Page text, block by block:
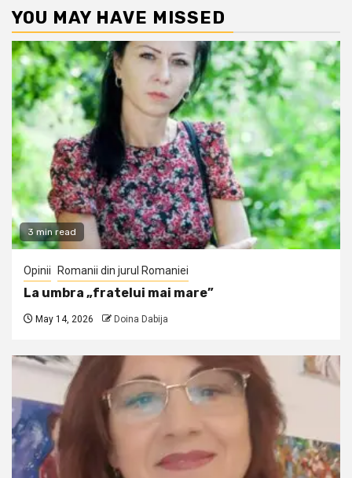
YOU MAY HAVE MISSED
3 min read
Opinii Romanii din jurul Romaniei
La umbra „fratelui mai mare”
May 14, 2026 Doina Dabija